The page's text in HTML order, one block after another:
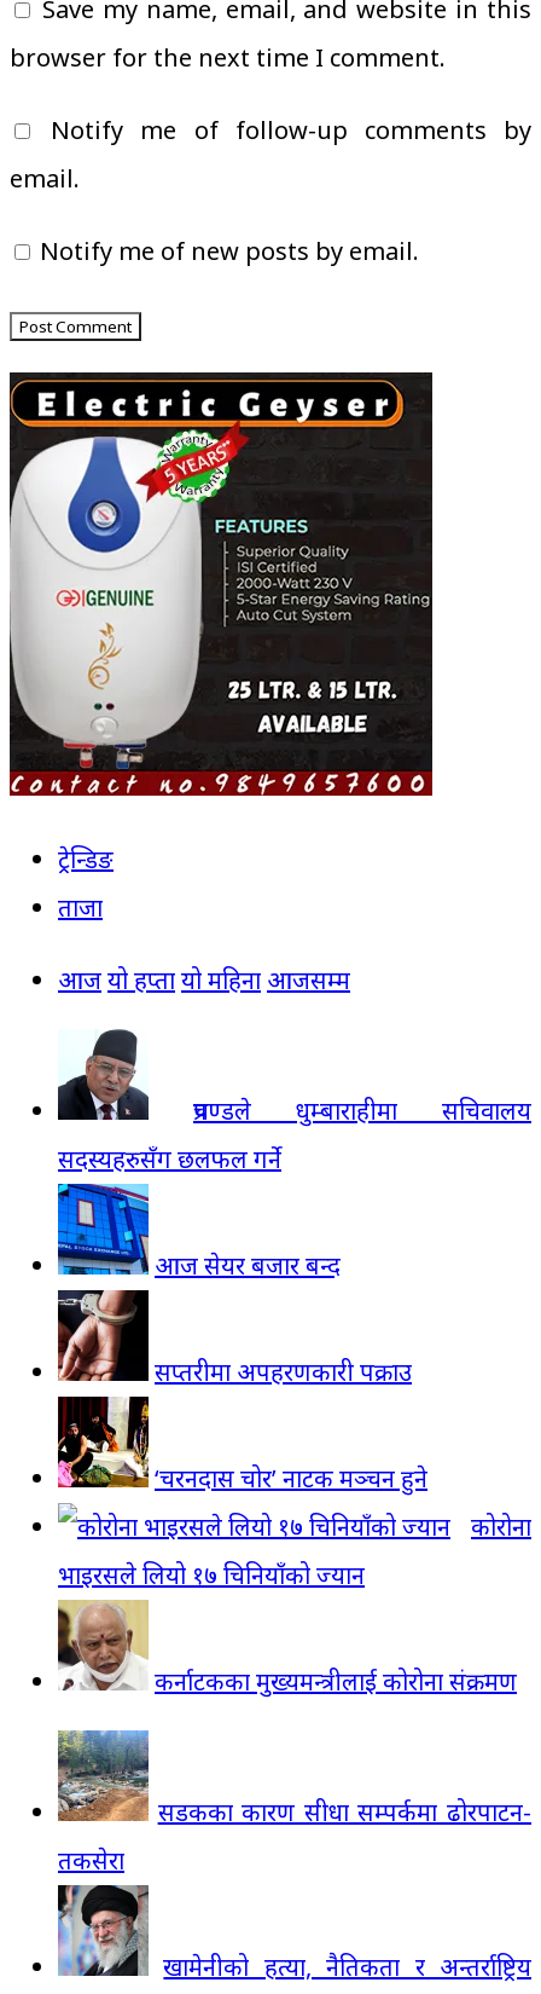
Save my name, email, and website in this
browser for the next time I comment.
Notify me of follow-up comments by
email.
Notify me of new posts by email.
ट्रेन्डिङ
ताजा
आजयो हप्तायो महिना आजसम्म
प्रचण्डले धुम्बाराहीमा सचिवालय
सदस्यहरुसँग छलफल गर्ने
आज सेयर बजार बन्द
सप्तरीमा अपहरणकारी पक्राउ
‘चरनदास चोर’ नाटक मञ्चन हुने
कोरोना
भाइरसले लियो १७ चिनियाँको ज्यान
कर्नाटकका मुख्यमन्त्रीलाई कोरोना संक्रमण
सडकका कारण सीधा सम्पर्कमा ढोरपाटन-
तकसेरा
खामेनीको हत्या, नैतिकता र अन्तर्राष्ट्रिय